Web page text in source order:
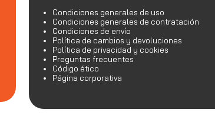
Condiciones generales de uso
Condiciones generales de contratación
Condiciones de envío
Política de cambios y devoluciones
Política de privacidad y cookies
Preguntas frecuentes
Código ético
Página corporativa